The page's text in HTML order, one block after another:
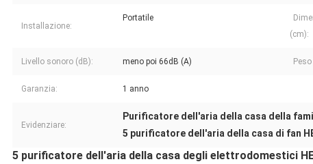
Installazione:
Portatile
(cm):
Livello sonoro (dB): meno poi 66dB (A)
Garanzia: 1 anno
Evidenziare:
Purificatore dell'aria della casa della
5 purificatore dell'aria della casa di fan
5 purificatore dell'aria della casa degli elettrodomestici